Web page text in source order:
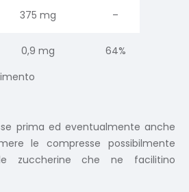
375 mg –
0,9 mg
64%
prima ed eventualmente anche
le compresse possibilmente
zuccherine che ne facilitino